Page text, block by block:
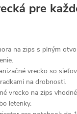
pre
na zips s plným
vrecko so
na drobnosti.
vrecko na zips
letenky.